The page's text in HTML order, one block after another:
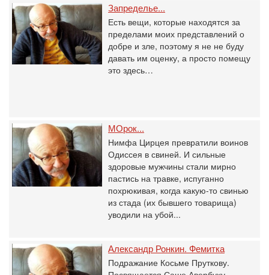
Запределье...
Есть вещи, которые находятся за
пределами моих представлений о
добре и зле, поэтому я не не буду
давать им оценку, а просто помещу
это здесь…
МОрок...
Нимфа Цирцея превратили воинов
Одиссея в свиней. И сильные
здоровые мужчины стали мирно
пастись на травке, испуганно
похрюкивая, когда какую-то свинью
из стада (их бывшего товарища)
уводили на убой...
Александр Ронкин. Фемитка
Подражание Косьме Пруткову.